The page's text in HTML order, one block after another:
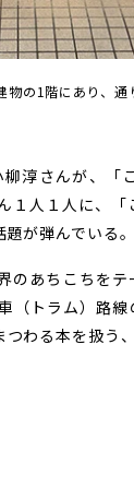
の1階にあり、通
淳さんが、「
１人１人に、
が弾んでいる。
あちこちをテ
（トラム）路
わる本を扱う